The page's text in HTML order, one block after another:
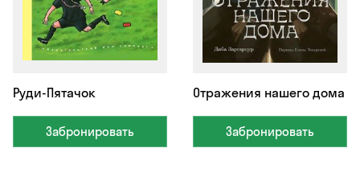
Руди-Пятачок
Забронировать
Отражения нашего дома
Забронировать